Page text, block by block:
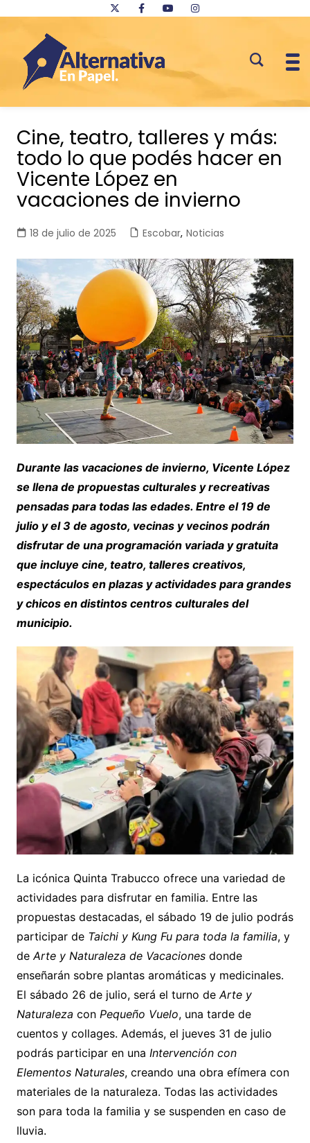
contenido
Cine, teatro, talleres y más:
todo lo que podés hacer en
Vicente López en
vacaciones de invierno
18 de julio de 2025 Escobar, Noticias
Durante las vacaciones de invierno, Vicente López
se llena de propuestas culturales y recreativas
pensadas para todas las edades. Entre el 19 de
julio y el 3 de agosto, vecinas y vecinos podrán
disfrutar de una programación variada y gratuita
que incluye cine, teatro, talleres creativos,
espectáculos en plazas y actividades para grandes
y chicos en distintos centros culturales del
municipio.
La icónica Quinta Trabucco ofrece una variedad de
actividades para disfrutar en familia. Entre las
propuestas destacadas, el sábado 19 de julio podrás
participar de Taichi y Kung Fu para toda la familia, y
de Arte y Naturaleza de Vacaciones donde
enseñarán sobre plantas aromáticas y medicinales.
El sábado 26 de julio, será el turno de Arte y
Naturaleza con Pequeño Vuelo, una tarde de
cuentos y collages. Además, el jueves 31 de julio
podrás participar en una Intervención con
Elementos Naturales, creando una obra efímera con
materiales de la naturaleza. Todas las actividades
son para toda la familia y se suspenden en caso de
lluvia.